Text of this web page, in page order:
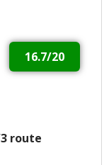
17aiment11
16.7/20
route